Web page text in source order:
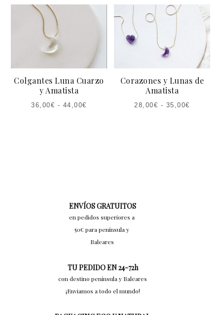
Colgantes Luna Cuarzo
y Amatista
36,00€ - 44,00€
Corazones y Lunas de
Amatista
28,00€ - 35,00€
ENVÍOS GRATUITOS
en pedidos superiores a
50€ para península y
Baleares
TU PEDIDO EN 24-72h
con destino península y Baleares
¡Enviamos a todo el mundo!